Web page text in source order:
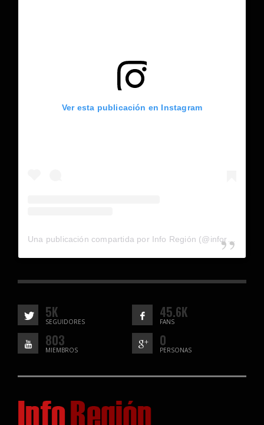
Ver esta publicación en Instagram
Una publicación compartida por Info Región (@inforegion_redes)
5K
SEGUIDORES
45.6K
FANS
803
MIEMBROS
0
PERSONAS